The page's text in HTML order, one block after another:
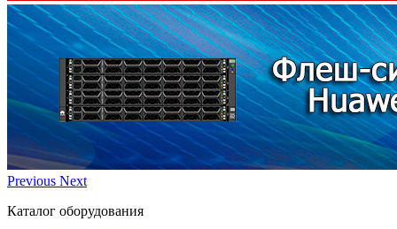
Previous Next
Каталог оборудования